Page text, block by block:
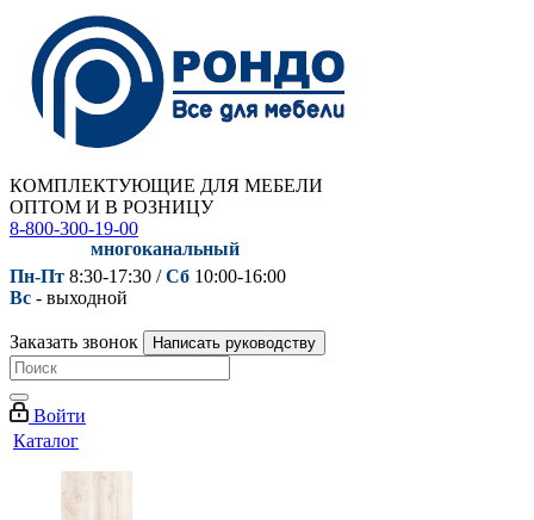
КОМПЛЕКТУЮЩИЕ ДЛЯ МЕБЕЛИ
ОПТОМ И В РОЗНИЦУ
8-800-300-19-00
многоканальный
Пн-Пт 8:30-17:30 /Сб 10:00-16:00
Вс - выходной
Заказать звонок Написать руководству
Войти
Каталог